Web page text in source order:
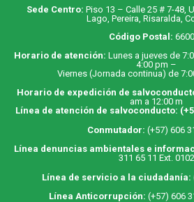
Sede Centro: Piso 13 – Calle 25 # 7-48,
Lago, Pereira, Risaralda,
Código Postal:
Horario de atención: Lunes a jueves de
4:00 pm –
Viernes (Jornada continua) de
Horario de expedición de
am a 12:00 m
Línea de atención de salvoconducto:
Conmutador: (+57) 606
Línea denuncias ambientales e
311 65 11 Ext. 0102
Línea de servicio a la ciudadanía:
Línea Anticorrupción: (+57) 606